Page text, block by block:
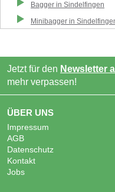
Bagger in Sindelfingen
Minibagger in
Jetzt für den Newsletter
mehr verpassen!
ÜBER UNS
Impressum
AGB
Datenschutz
Kontakt
Jobs